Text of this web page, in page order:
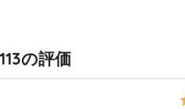
の評価